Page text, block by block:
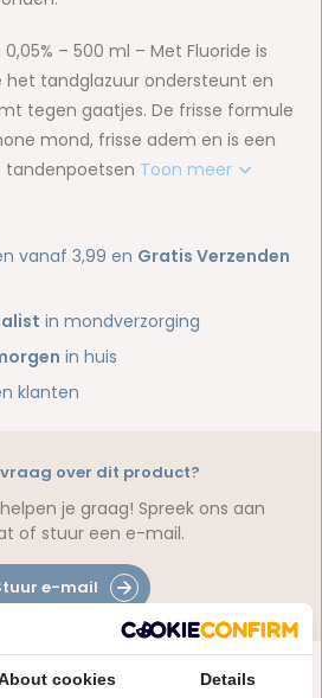
– 500 ml – Met Fluoride is
het tandglazuur ondersteunt en
tegen gaatjes. De frisse formule
mond, frisse adem en is een
tandenpoetsen Toon meer
vanaf 3,99 en Gratis Verzenden
in mondverzorging
in huis
klanten
vraag over dit product?
je graag! Spreek ons aan
of stuur een e-mail.
e-mail
cookies Details